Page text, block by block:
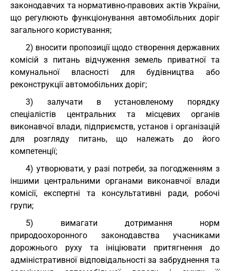
законодавчих та нормативно-правових актів України,
що регулюють функціонування автомобільних доріг
загального користування;
2) вносити пропозиції щодо створення державних
комісій з питань відчуження земель приватної та
комунальної власності для будівництва або
реконструкції автомобільних доріг;
3) залучати в установленому порядку
спеціалістів центральних та місцевих органів
виконавчої влади, підприємств, установ і організацій
для розгляду питань, що належать до його
компетенції;
4) утворювати, у разі потреби, за погодженням з
іншими центральними органами виконавчої влади
комісії, експертні та консультативні ради, робочі
групи;
5) вимагати дотримання норм
природоохоронного законодавства учасниками
дорожнього руху та ініціювати притягнення до
адміністративної відповідальності за забруднення та